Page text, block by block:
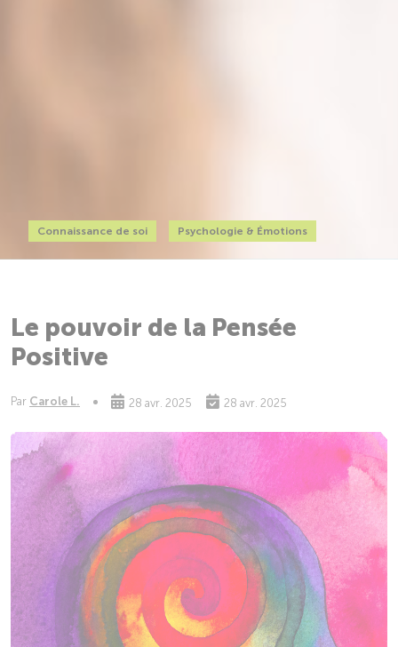
Connaissance de soi Psychologie & Émotions
Le pouvoir de la Pensée
Positive
Par Carole L. 28 avr. 2025 28 avr. 2025